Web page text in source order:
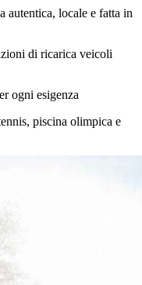
locale e fatta in
di ricarica veicoli
ogni esigenza
piscina olimpica e